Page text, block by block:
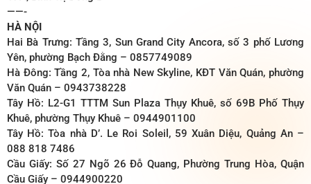
——-
HÀ NỘI
Hai Bà Trưng: Tầng 3, Sun Grand City Ancora, số 3 phố Lương
Yên, phường Bạch Đằng – 0857749089
Hà Đông: Tầng 2, Tòa nhà New Skyline, KĐT Văn Quán, phường
Văn Quán – 0943738228
Tây Hồ: L2-G1 TTTM Sun Plaza Thụy Khuê, số 69B Phố Thụy
Khuê, phường Thụy Khuê – 0944901100
Tây Hồ: Tòa nhà D’. Le Roi Soleil, 59 Xuân Diệu, Quảng An –
088 818 7486
Cầu Giấy: Số 27 Ngõ 26 Đỗ Quang, Phường Trung Hòa, Quận
Cầu Giấy – 0944900220